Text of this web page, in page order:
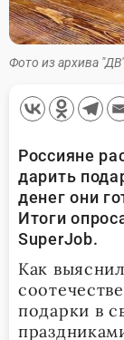
Фото из архива "ДВ"
Россияне
дарить
денег они
Итоги
SuperJob.
Как
подарки в